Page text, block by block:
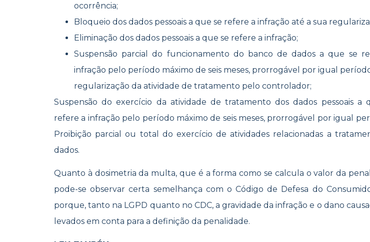
ocorrência;
Bloqueio dos dados pessoais a que se refere a infração até a sua
Eliminação dos dados pessoais a que se refere a infração;
Suspensão parcial do funcionamento do banco de dados a que se
infração pelo período máximo de seis meses, prorrogável por igual
regularização da atividade de tratamento pelo controlador;
Suspensão do exercício da atividade de tratamento dos dados pessoais a
refere a infração pelo período máximo de seis meses, prorrogável por igual
Proibição parcial ou total do exercício de atividades relacionadas a
dados.
Quanto à dosimetria da multa, que é a forma como se calcula o valor da
pode-se observar certa semelhança com o Código de Defesa do
porque, tanto na LGPD quanto no CDC, a gravidade da infração e o dano
levados em conta para a definição da penalidade.